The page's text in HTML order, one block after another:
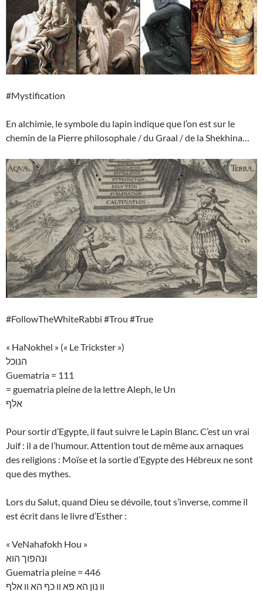
#Mystification
En alchimie, le symbole du lapin indique que l’on est sur le
chemin de la Pierre philosophale / du Graal / de la Shekhina…
#FollowTheWhiteRabbi #Trou #True
« HaNokhel » (« Le Trickster »)
הנוכל
Guematria = 111
= guematria pleine de la lettre Aleph, le Un
אלף
Pour sortir d’Egypte, il faut suivre le Lapin Blanc. C’est un vrai
Juif : il a de l’humour. Attention tout de même aux arnaques
des religions : Moïse et la sortie d’Egypte des Hébreux ne sont
que des mythes.
Lors du Salut, quand Dieu se dévoile, tout s’inverse, comme il
est écrit dans le livre d’Esther :
« VeNahafokh Hou »
ונהפוך הוא
Guematria pleine = 446
וו נון הא פא וו כף הא וו אלף